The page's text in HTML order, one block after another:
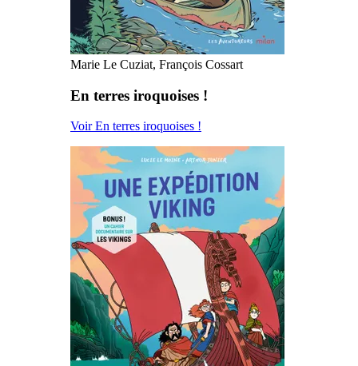
Marie Le Cuziat, François Cossart
En terres iroquoises !
Voir En terres iroquoises !